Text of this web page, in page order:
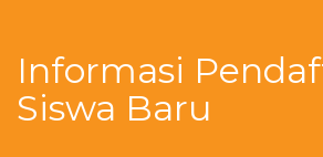
Informasi
Siswa Baru